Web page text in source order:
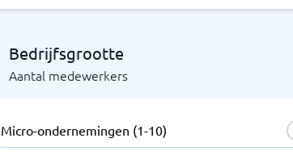
Bedrijfsgrootte
Aantal medewerkers
Micro-ondernemingen (1-10)